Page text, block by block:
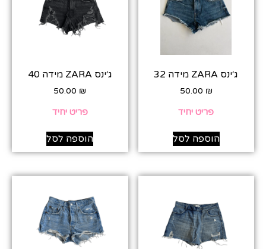
ג׳ינס ZARA מידה 32
50.00 ₪
פריט יחיד
הוספה לסל
ג׳ינס ZARA מידה 40
50.00 ₪
פריט יחיד
הוספה לסל